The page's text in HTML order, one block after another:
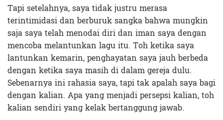
Tapi setelahnya, saya tidak justru merasa
terintimidasi dan berburuk sangka bahwa mungkin
saja saya telah menodai diri dan iman saya dengan
mencoba melantunkan lagu itu. Toh ketika saya
lantunkan kemarin, penghayatan saya jauh berbeda
dengan ketika saya masih di dalam gereja dulu.
Sebenarnya ini rahasia saya, tapi tak apalah saya bagi
dengan kalian. Apa yang menjadi persepsi kalian, toh
kalian sendiri yang kelak bertanggung jawab.